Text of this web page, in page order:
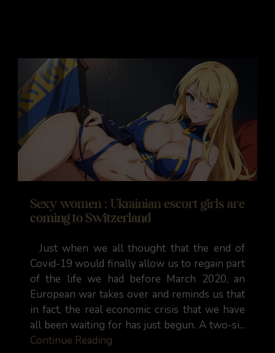
Sexy women : Ukrainian escort girls are
coming to Switzerland
Just when we all thought that the end of
Covid-19 would finally allow us to regain part
of the life we had before March 2020, an
European war takes over and reminds us that
in fact, the real economic crisis that we have
all been waiting for has just begun. A two-si...
Continue Reading